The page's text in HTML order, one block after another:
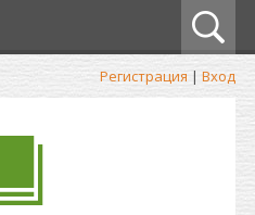
Регистрация | Вход